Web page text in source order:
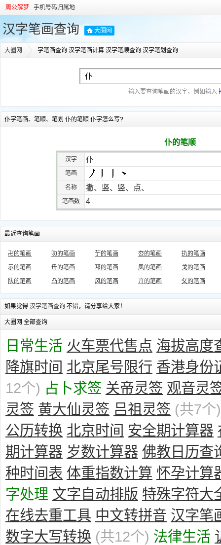
周公解梦 手机号码归属地
汉字笔画查询 大圈网
大圈网 字笔画查询 汉字笔画计算 汉字笔顺查询 汉字笔划查询
输入要查询笔画的汉字，例如输入
仆字笔画、笔顺、笔划 仆的笔顺 仆字怎么写?
仆的笔顺
汉字 仆
笔画
名称 撇、竖、竖、点、
笔画数 4
最近查询笔画
卍的笔画 叻的笔画 艼的笔画 厺的笔画
扏的笔画
示的笔画
毌的笔画 邛的笔画 凤的笔画
戈的笔画
队的笔画
凸的笔画 风的笔画 亣的笔画 攵的笔画
如果觉得 汉字笔画查询 不错，请分享给大家！
大圈网 全部查询
日常生活 火车票代售点 海拔高度
降旗时间 北京尾号限行 香港身份
12个) 占卜求签 关帝灵签 观音灵
灵签 黄大仙灵签 吕祖灵签 (共7个)
公历转换 北京时间 安全期计算器
期计算器 岁数计算器 佛教日历查
种时间表 体重指数计算 怀孕计算
字处理 文字自动排版 特殊字符大
在线去重工具 中文转拼音 汉字笔
数字大写转换 (共12个) 法律生活